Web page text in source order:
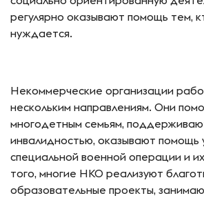
регулярно оказывают помощь тем,
нуждается.
Некоммерческие организации
нескольким направлениям. Они
многодетным семьям,
инвалидностью, оказывают помощь
специальной военной операции и
того, многие НКО реализуют
образовательные проекты,